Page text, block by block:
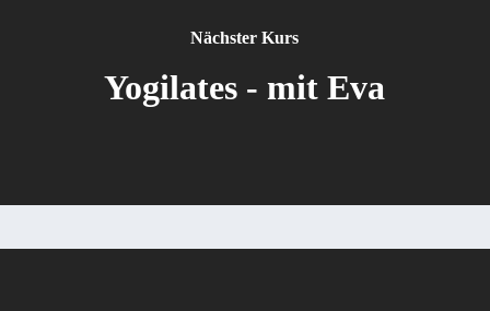
Nächster Kurs
Yogilates - mit Eva